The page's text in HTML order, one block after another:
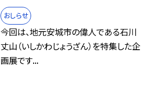
おしらせ
今回は、地元安城市の偉人である石川
丈山（いしかわじょうざん）を特集した企
画展です...